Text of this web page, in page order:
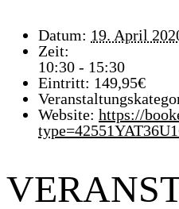
Datum: 19. April
Zeit:
10:30 - 15:30
Eintritt: 149,95€
Website: https://